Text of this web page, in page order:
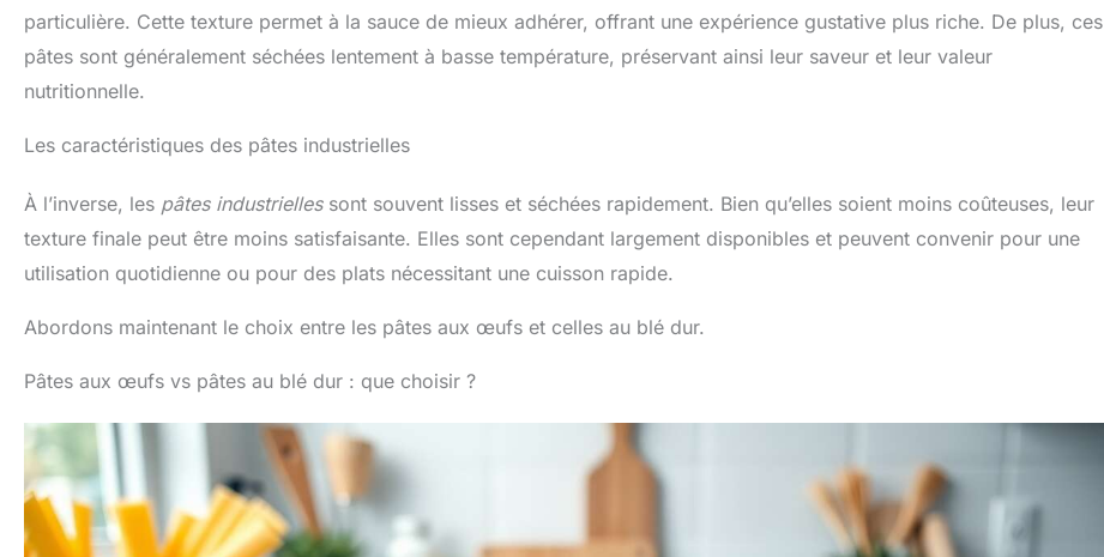
particulière. Cette texture permet à la sauce de mieux adhérer, offrant une expérience gustative plus riche. De plus, ces
pâtes sont généralement séchées lentement à basse température, préservant ainsi leur saveur et leur valeur
nutritionnelle.
Les caractéristiques des pâtes industrielles
À l’inverse, les pâtes industriellessont souvent lisses et séchées rapidement. Bien qu’elles soient moins coûteuses, leur
texture finale peut être moins satisfaisante. Elles sont cependant largement disponibles et peuvent convenir pour une
utilisation quotidienne ou pour des plats nécessitant une cuisson rapide.
Abordons maintenant le choix entre les pâtes aux œufs et celles au blé dur.
Pâtes aux œufs vs pâtes au blé dur : que choisir ?